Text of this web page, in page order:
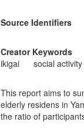
Source Identifiers
Creator Keywords
ikigai
social activity
This report aims to
elderly residens in
the ratio of